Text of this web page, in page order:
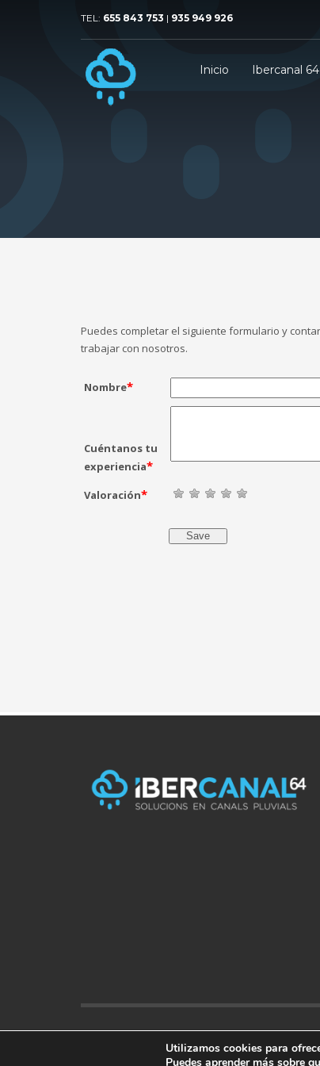
TEL: 655 843 753 | 935 949 926
Inicio Ibercanal 64
Puedes completar el siguiente formulario y
trabajar con nosotros.
Nombre*
Cuéntanos tu
experiencia*
Valoración*
Victor
Utilizamos cookies para
Puedes aprender más sobre